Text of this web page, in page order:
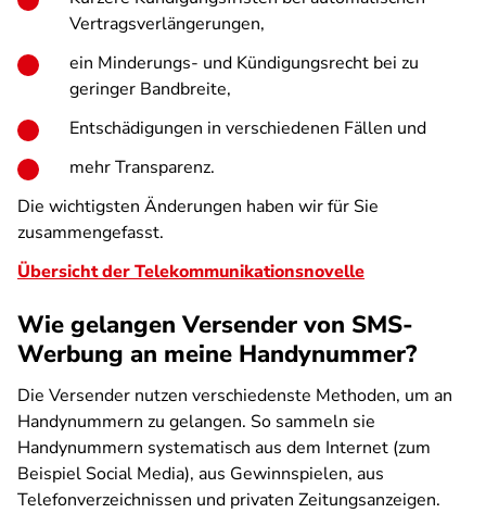
Vertragsverlängerungen,
ein Minderungs- und Kündigungsrecht bei zu
geringer Bandbreite,
Entschädigungen in verschiedenen Fällen und
mehr Transparenz.
Die wichtigsten Änderungen haben wir für Sie
zusammengefasst.
Übersicht der Telekommunikationsnovelle
Wie gelangen Versender von SMS-
Werbung an meine Handynummer?
Die Versender nutzen verschiedenste Methoden, um an
Handynummern zu gelangen. So sammeln sie
Handynummern systematisch aus dem Internet (zum
Beispiel Social Media), aus Gewinnspielen, aus
Telefonverzeichnissen und privaten Zeitungsanzeigen.